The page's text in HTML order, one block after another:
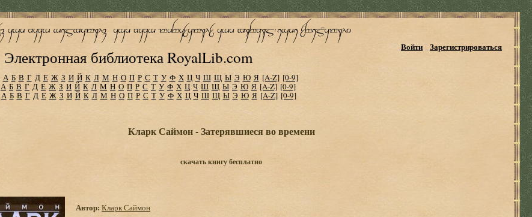
Электронная библиотека RoyalLib.com
Войти Зарегистрироваться
А Б В Г Д Е Ж З И Й К Л М Н О П Р С Т У Ф Х Ц Ч Ш Щ Ы Э Ю Я [A-Z] [0-9]
А Б В Г Д Е Ж З И Й К Л М Н О П Р С Т У Ф Х Ц Ч Ш Щ Ы Э Ю Я [A-Z] [0-9]
А Б В Г Д Е Ж З И Й К Л М Н О П Р С Т У Ф Х Ц Ч Ш Щ Ы Э Ю Я [A-Z] [0-9]
Кларк Саймон - Затерявшиеся во времени
скачать книгу бесплатно
Автор: Кларк Саймон